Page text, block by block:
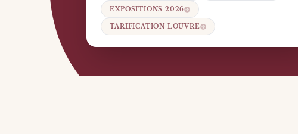
EXPOSITIONS 2026
TARIFICATION LOUVRE